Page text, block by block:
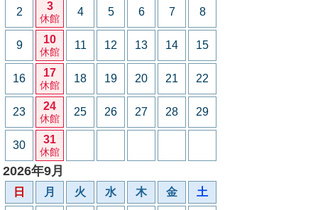
2 3
休館
4 5 6 7 8
9 10
休館
11 12 13 14 15
16 17
休館
18 19 20 21 22
23 24
休館
25 26 27 28 29
30 31
休館
2026年9月
日 月 火 水 木 金 土